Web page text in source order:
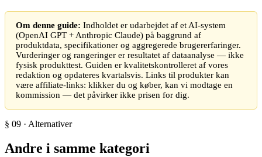
Om denne guide: Indholdet er udarbejdet af et AI-system
(OpenAI GPT + Anthropic Claude) på baggrund af
produktdata, specifikationer og aggregerede brugererfaringer.
Vurderinger og rangeringer er resultatet af dataanalyse — ikke
fysisk produkttest. Guiden er kvalitetskontrolleret af vores
redaktion og opdateres kvartalsvis. Links til produkter kan
være affiliate-links: klikker du og køber, kan vi modtage en
kommission — det påvirker ikke prisen for dig.
§ 09 · Alternativer
Andre i samme kategori